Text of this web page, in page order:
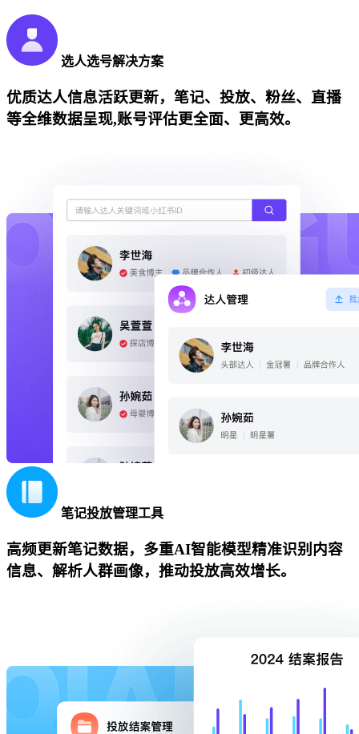
选人选号解决方案
优质达人信息活跃更新，笔记、投放、粉丝、直播
等全维数据呈现,账号评估更全面、更高效。
笔记投放管理工具
高频更新笔记数据，多重AI智能模型精准识别内容
信息、解析人群画像，推动投放高效增长。